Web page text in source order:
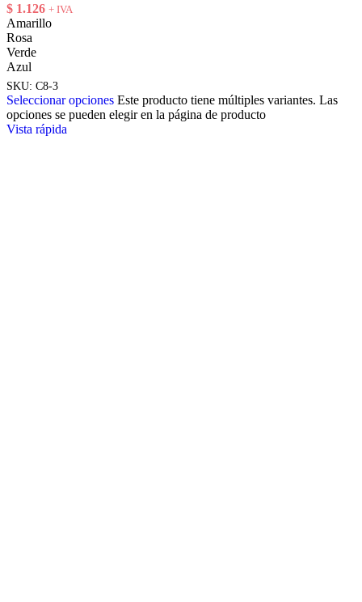
$ 1.126 + IVA
Amarillo
Rosa
Verde
Azul
SKU: C8-3
Seleccionar opciones Este producto tiene múltiples variantes. Las
opciones se pueden elegir en la página de producto
Vista rápida